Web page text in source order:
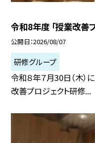
令和8年度 「授業改善
公開日 2026/08/07
研修グループ
令和８年７月30日（木）
改善プロジェクト研修...